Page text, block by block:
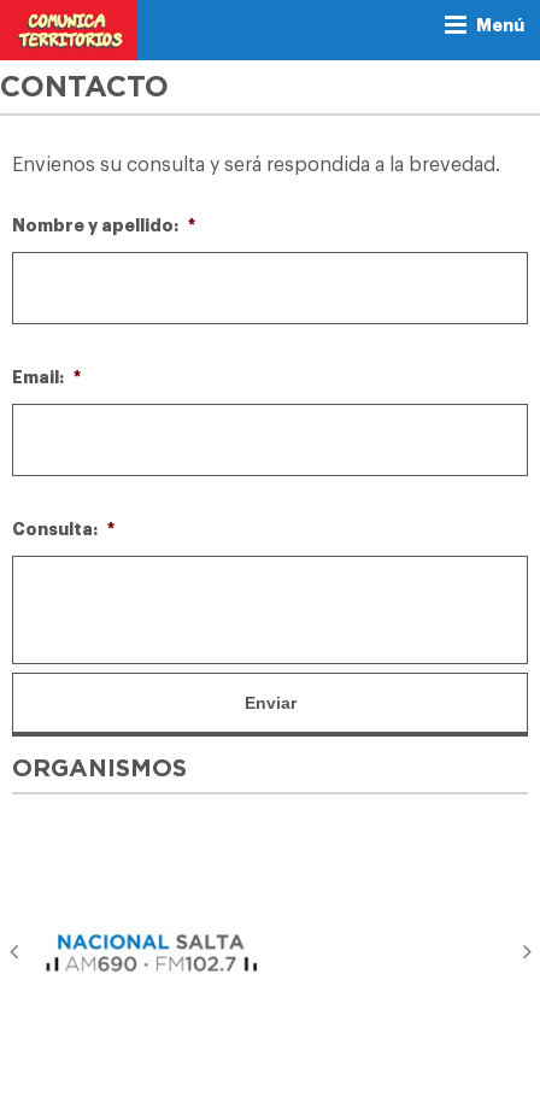
Menú
CONTACTO
Envienos su consulta y será respondida a la brevedad.
Nombre y apellido: *
Email: *
Consulta: *
ORGANISMOS